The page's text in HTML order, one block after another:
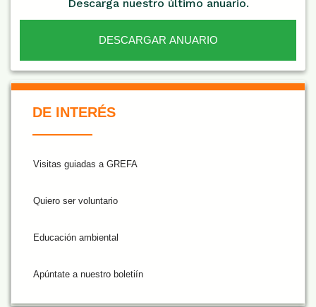
Descarga nuestro último anuario.
DESCARGAR ANUARIO
DE INTERÉS
Visitas guiadas a GREFA
Quiero ser voluntario
Educación ambiental
Apúntate a nuestro boletiín